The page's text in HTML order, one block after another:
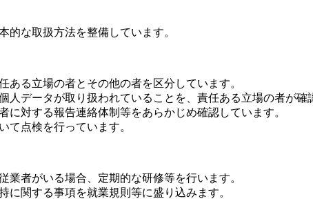
的な取扱方法を整備しています。
る立場の者とその他の者を区分しています。
データが取り扱われていることを、責任ある立場の者が確
対する報告連絡体制等をあらかじめ確認しています。
て点検を行っています。
者がいる場合、定期的な研修等を行います。
関する事項を就業規則等に盛り込みます。